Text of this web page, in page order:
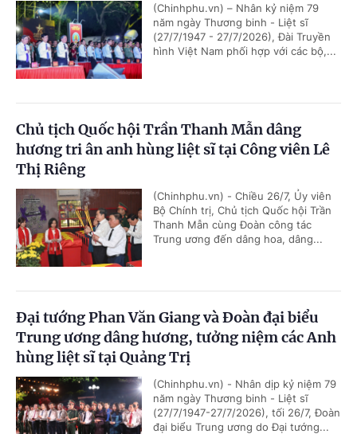
(Chinhphu.vn) – Nhân kỷ niệm 79
năm ngày Thương binh - Liệt sĩ
(27/7/1947 - 27/7/2026), Đài Truyền
hình Việt Nam phối hợp với các bộ,...
Chủ tịch Quốc hội Trần Thanh Mẫn dâng
hương tri ân anh hùng liệt sĩ tại Công viên Lê
Thị Riêng
(Chinhphu.vn) - Chiều 26/7, Ủy viên
Bộ Chính trị, Chủ tịch Quốc hội Trần
Thanh Mẫn cùng Đoàn công tác
Trung ương đến dâng hoa, dâng...
Đại tướng Phan Văn Giang và Đoàn đại biểu
Trung ương dâng hương, tưởng niệm các Anh
hùng liệt sĩ tại Quảng Trị
(Chinhphu.vn) - Nhân dịp kỷ niệm 79
năm ngày Thương binh - Liệt sĩ
(27/7/1947-27/7/2026), tối 26/7, Đoàn
đại biểu Trung ương do Đại tướng...